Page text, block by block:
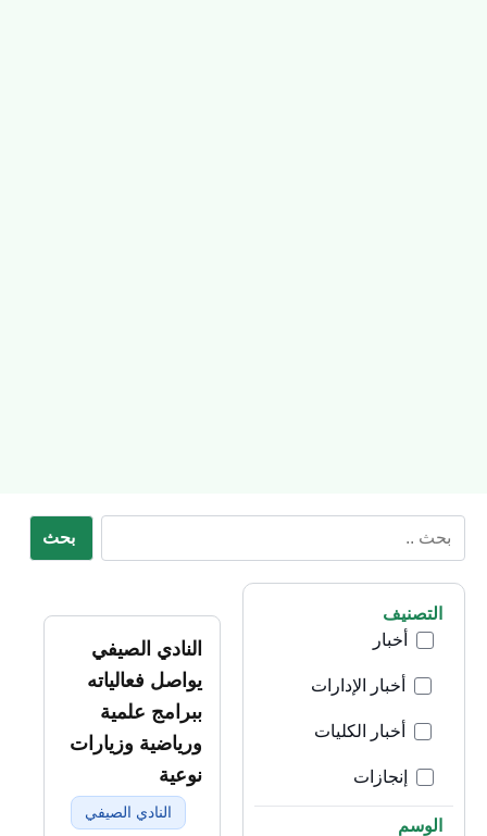
بحث
التصنيف
أخبار
أخبار الإدارات
أخبار الكليات
إنجازات
الوسم
النادي الصيفي
يواصل فعالياته
ببرامج علمية
ورياضية وزيارات
نوعية
النادي الصيفي